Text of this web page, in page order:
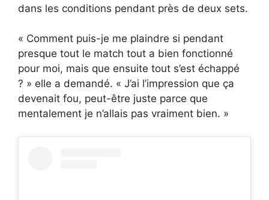
dans les conditions pendant près de deux sets.
« Comment puis-je me plaindre si pendant
presque tout le match tout a bien fonctionné
pour moi, mais que ensuite tout s’est échappé
? » elle a demandé. « J’ai l’impression que ça
devenait fou, peut-être juste parce que
mentalement je n’allais pas vraiment bien. »